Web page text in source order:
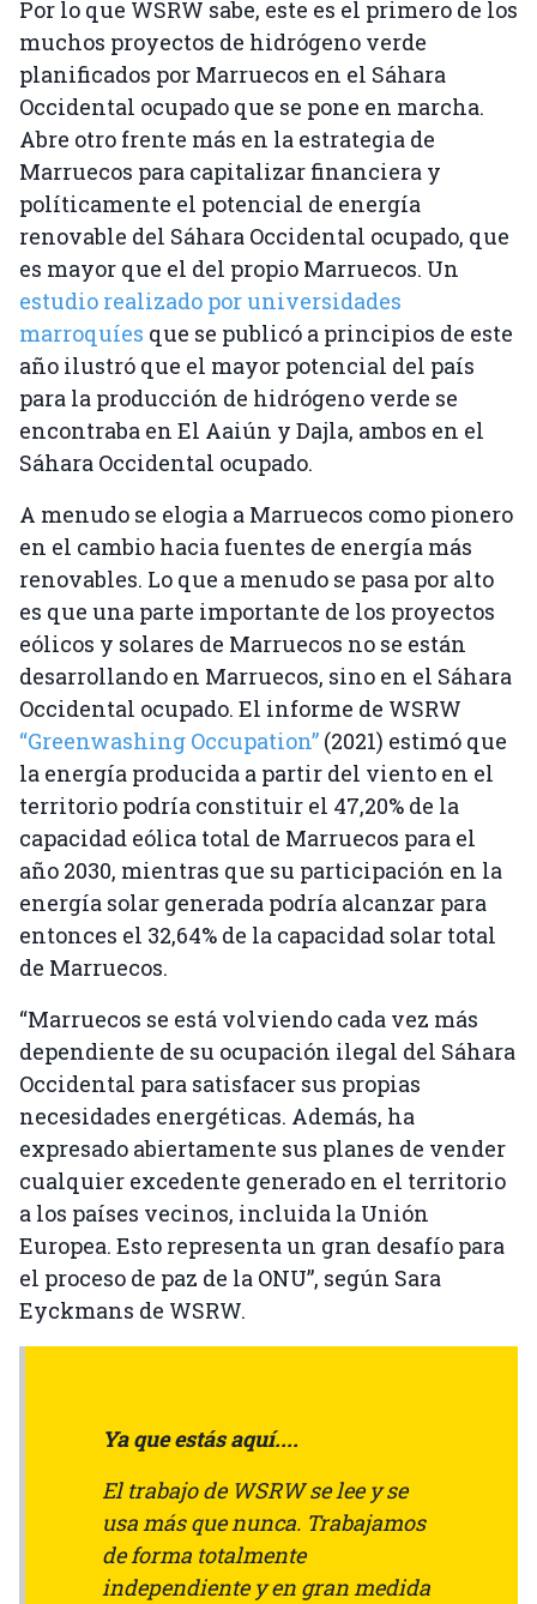
Por lo que WSRW sabe, este es el primero de los
muchos proyectos de hidrógeno verde
planificados por Marruecos en el Sáhara
Occidental ocupado que se pone en marcha.
Abre otro frente más en la estrategia de
Marruecos para capitalizar financiera y
políticamente el potencial de energía
renovable del Sáhara Occidental ocupado, que
es mayor que el del propio Marruecos. Un
estudio realizado por universidades
marroquíes que se publicó a principios de este
año ilustró que el mayor potencial del país
para la producción de hidrógeno verde se
encontraba en El Aaiún y Dajla, ambos en el
Sáhara Occidental ocupado.
A menudo se elogia a Marruecos como pionero
en el cambio hacia fuentes de energía más
renovables. Lo que a menudo se pasa por alto
es que una parte importante de los proyectos
eólicos y solares de Marruecos no se están
desarrollando en Marruecos, sino en el Sáhara
Occidental ocupado. El informe de WSRW
“Greenwashing Occupation” (2021) estimó que
la energía producida a partir del viento en el
territorio podría constituir el 47,20% de la
capacidad eólica total de Marruecos para el
año 2030, mientras que su participación en la
energía solar generada podría alcanzar para
entonces el 32,64% de la capacidad solar total
de Marruecos.
“Marruecos se está volviendo cada vez más
dependiente de su ocupación ilegal del Sáhara
Occidental para satisfacer sus propias
necesidades energéticas. Además, ha
expresado abiertamente sus planes de vender
cualquier excedente generado en el territorio
a los países vecinos, incluida la Unión
Europea. Esto representa un gran desafío para
el proceso de paz de la ONU”, según Sara
Eyckmans de WSRW.
Ya que estás aquí....
El trabajo de WSRW se lee y se
usa más que nunca. Trabajamos
de forma totalmente
independiente y en gran medida